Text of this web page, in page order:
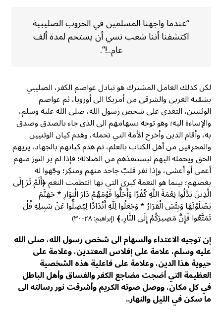
“عندما واجهنا المسلمين في الحروب الصليبية
اكتشفنا أننا شعب نسي أن يستحم لمدة ألف
عام..!”.
لكن كذلك العامل المشترك هو تبادل عواصم الكفر، الصليبي
بشقيه الغربي والشرقي من أمريكا الى أوروبا، ثم عواصم
الوثنيين، التعدي على شخص رسول الله، صلى الله عليه وسلم،
والإساءة اليه؛ وهو توجه بسهامهم الى الذي جاء بالصدق وصدق
به، وأقام الدين وأخرج الأمة التي تحمله، وهدم كيان الوثنيين
والمحرِفين من أهل الكتاب بالعلم، ثم هدم كيانهم بالجهاد، يريهم
الحق ويحمله اليهم ليستنقذهم من الضلالة؛ فإذا لم ير النورَ منهم
أعمى أو أعشى، وإذا نفر قلبٌ جاحد منهم ومنكِر؛ وجّهوا له
بغضهم؛ بينما هو النعمة كبرى التي بها انتظمت النعم ﴿أَلَمْ تَرَ إِلَى
الَّذِينَ بَدَّلُوا نِعْمَةَ اللَّهِ كُفْرًا وَأَحَلُّوا قَوْمَهُمْ دَارَ الْبَوَارِ * جَهَنَّمَ
يَصْلَوْنَهَا وَبِئْسَ الْقَرَارُ * وَجَعَلُوا لِلَّهِ أَنْدَادًا لِيُضِلُّوا عَنْ سَبِيلِهِ قُلْ
تَمَتَّعُوا فَإِنَّ مَصِيرَكُمْ إِلَى النَّارِ..﴾(إبراهيم: ٢٨-٣٠)
إن توجيه الاعتداء والسهام الى شخص رسول الله، صلى الله
عليه وسلم، علامة على إفلاس المعتدين، وعلامة على
حيوية هذا الدين، وعلامة على فاعلية هذه الشخصية
العظيمة التي أضجت مضاجع الكفر والفساق وأهل الباطل
في كل مكان، ووصل صوته الكريم وأشرقت نور رسالته الى
ما سكن في الليل والنهار..